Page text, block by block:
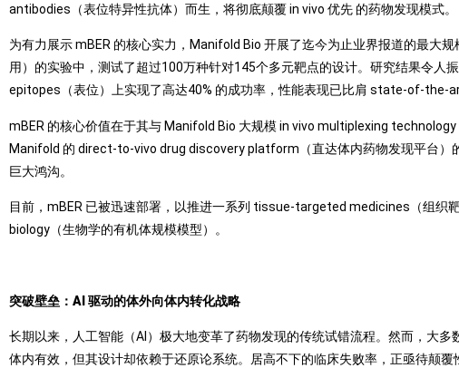
antibodies（表位特异性抗体）而生，将彻底颠覆 in vivo 优先 的药物发现模式。
为有力展示 mBER 的核心实力，Manifold Bio 开展了迄今为止业界报道的最
用）的实验中，测试了超过100万种针对145个多元靶点的设计。研究结果令
epitopes（表位）上实现了高达40% 的成功率，性能表现已比肩 state-of-the-
mBER 的核心价值在于其与 Manifold Bio 大规模 in vivo multiplexing
Manifold 的 direct-to-vivo drug discovery platform（直达体内药物发现平台）
巨大鸿沟。
目前，mBER 已被迅速部署，以推进一系列 tissue-targeted medicines（组
biology（生物学的有机体规模模型）。
突破壁垒：AI 驱动的体外向体内转化战略
长期以来，人工智能（AI）极大地变革了药物发现的传统试错流程。然而，大
体内有效，但其设计却依赖于还原论系统。居高不下的临床失败率，正亟待颠覆